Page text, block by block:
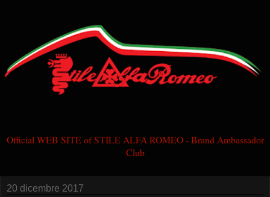
Official WEB SITE of STILE ALFA ROMEO - Brand Ambassador
Club
20 dicembre 2017